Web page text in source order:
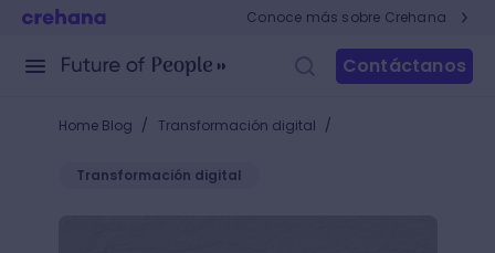
Conoce más sobre Crehana
Contáctanos
Home Blog / Transformación digital /
Transformación digital